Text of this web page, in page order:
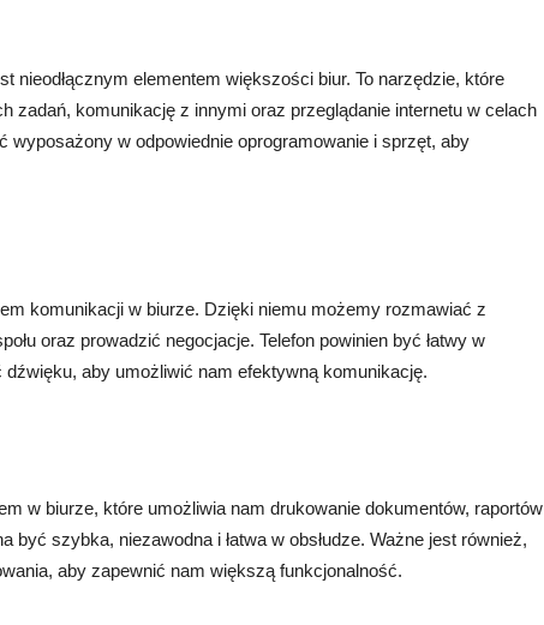
nieodłącznym elementem większości biur. To narzędzie, które
zadań, komunikację z innymi oraz przeglądanie internetu w celach
wyposażony w odpowiednie oprogramowanie i sprzęt, aby
komunikacji w biurze. Dzięki niemu możemy rozmawiać z
oraz prowadzić negocjacje. Telefon powinien być łatwy w
aby umożliwić nam efektywną komunikację.
w biurze, które umożliwia nam drukowanie dokumentów, raportów
być szybka, niezawodna i łatwa w obsłudze. Ważne jest również,
aby zapewnić nam większą funkcjonalność.